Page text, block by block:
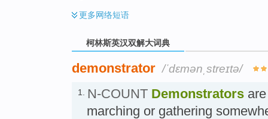
更多网络短语
柯林斯英汉双解大词典
demonstrator /ˈdɛmənˌstreɪtə/
1. N-COUNT Demonstrators
marching or gathering